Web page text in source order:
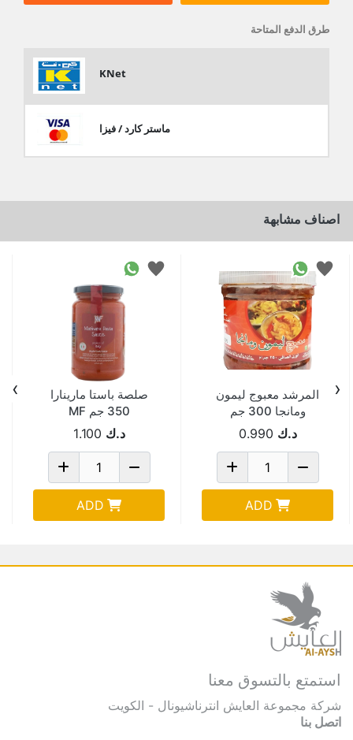
طرق الدفع المتاحة
KNet
ماستر كارد / فيزا
اصناف مشابهة
المرشد معبوج ليمون
ومانجا 300 جم
د.ك 0.990
ADD
صلصة باستا مارينارا
350 جم MF
د.ك 1.100
ADD
‹
›
استمتع بالتسوق معنا
شركة مجموعة العايش انترناشيونال - الكويت
اتصل بنا